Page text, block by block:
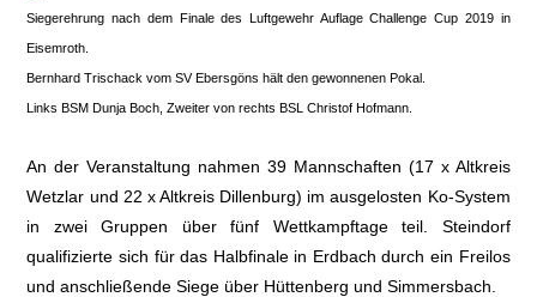
Siegerehrung nach dem Finale des Luftgewehr Auflage Challenge Cup 2019 in
Eisemroth.
Bernhard Trischack vom SV Ebersgöns hält den gewonnenen Pokal.
Links BSM Dunja Boch, Zweiter von rechts BSL Christof Hofmann.
An der Veranstaltung nahmen 39 Mannschaften (17 x Altkreis
Wetzlar und 22 x Altkreis Dillenburg) im ausgelosten Ko-System
in zwei Gruppen über fünf Wettkampftage teil. Steindorf
qualifizierte sich für das Halbfinale in Erdbach durch ein Freilos
und anschließende Siege über Hüttenberg und Simmersbach.